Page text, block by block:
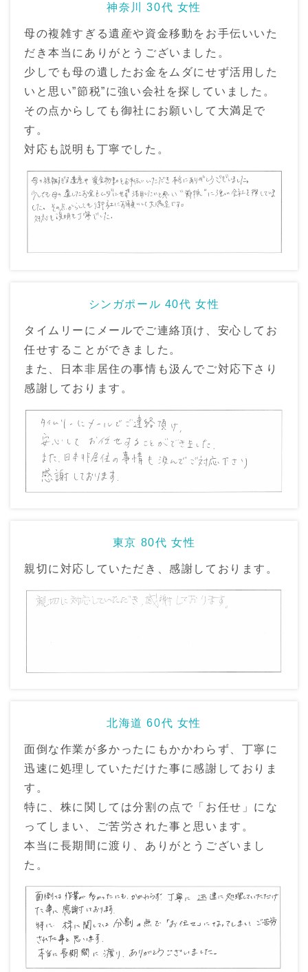
神奈川 30代 女性
母の複雑すぎる遺産や資金移動をお手伝いいた
だき本当にありがとうございました。
少しでも母の遺したお金をムダにせず活用した
いと思い”節税”に強い会社を探していました。
その点からしても御社にお願いして大満足で
す。
対応も説明も丁寧でした。
シンガポール 40代 女性
タイムリーにメールでご連絡頂け、安心してお
任せすることができました。
また、日本非居住の事情も汲んでご対応下さり
感謝しております。
東京 80代 女性
親切に対応していただき、感謝しております。
北海道 60代 女性
面倒な作業が多かったにもかかわらず、丁寧に
迅速に処理していただけた事に感謝しておりま
す。
特に、株に関しては分割の点で「お任せ」にな
ってしまい、ご苦労された事と思います。
本当に長期間に渡り、ありがとうございまし
た。